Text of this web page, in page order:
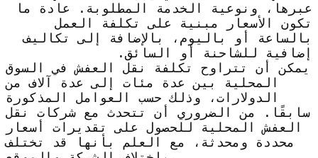
عبرها، ونوعية الخدمة المطلوبة. عادة ما
تكون الأسعار مبنية على تكلفة العمل
بالساعة أو باليوم، بالإضافة إلى تكاليف
إضافية للشاحنة أو السائق.
يمكن أن تتراوح تكلفة نقل العفش في السوق
المحلية بين عدة مئات إلى عدة آلاف من
الدولارات، وذلك حسب العوامل المذكورة
سابقًا. من الضروري أن تتحدث مع شركات نقل
العفش المحلية للحصول على تقديرات أسعار
محددة ومحدثة، مع العلم بأنها قد تختلف